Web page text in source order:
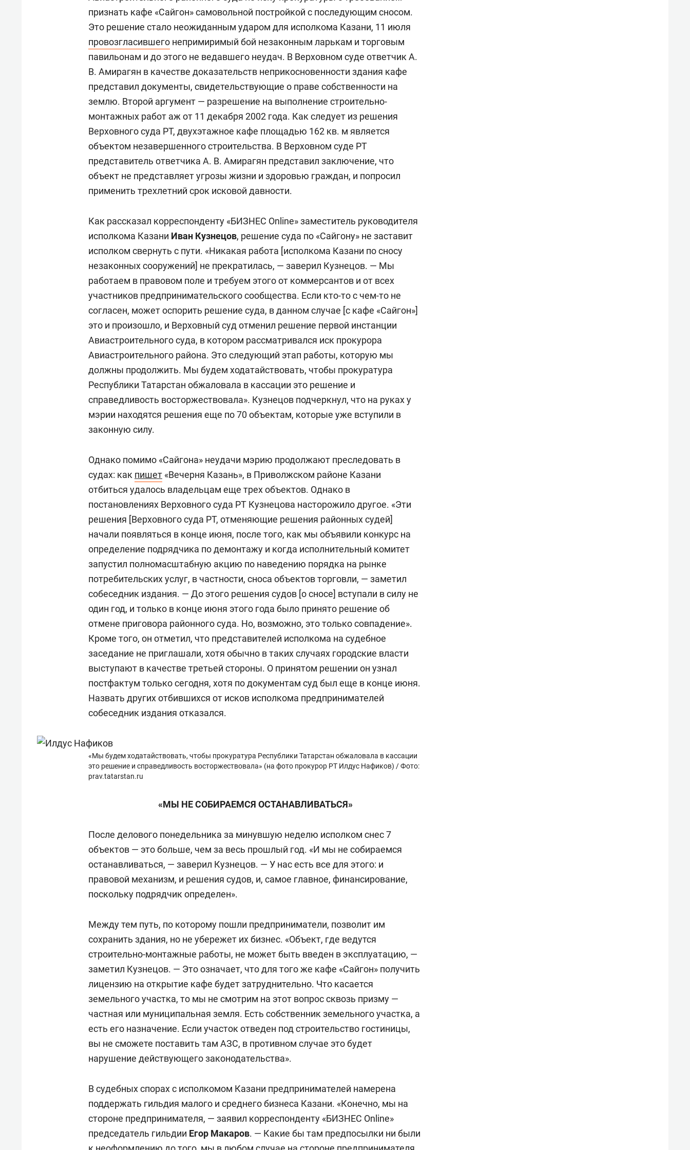
признать кафе «Сайгон» самовольной постройкой с последующим сносом.
Это решение стало неожиданным ударом для исполкома Казани, 11 июля
провозгласившего непримиримый бой незаконным ларькам и торговым
павильонам и до этого не ведавшего неудач. В Верховном суде ответчик А.
В. Амирагян в качестве доказательств неприкосновенности здания кафе
представил документы, свидетельствующие о праве собственности на
землю. Второй аргумент — разрешение на выполнение строительно-
монтажных работ аж от 11 декабря 2002 года. Как следует из решения
Верховного суда РТ, двухэтажное кафе площадью 162 кв. м является
объектом незавершенного строительства. В Верховном суде РТ
представитель ответчика А. В. Амирагян представил заключение, что
объект не представляет угрозы жизни и здоровью граждан, и попросил
применить трехлетний срок исковой давности.
Как рассказал корреспонденту «БИЗНЕС Online» заместитель руководителя
исполкома Казани Иван Кузнецов, решение суда по «Сайгону» не заставит
исполком свернуть с пути. «Никакая работа [исполкома Казани по сносу
незаконных сооружений] не прекратилась, — заверил Кузнецов. — Мы
работаем в правовом поле и требуем этого от коммерсантов и от всех
участников предпринимательского сообщества. Если кто-то с чем-то не
согласен, может оспорить решение суда, в данном случае [с кафе «Сайгон»]
это и произошло, и Верховный суд отменил решение первой инстанции
Авиастроительного суда, в котором рассматривался иск прокурора
Авиастроительного района. Это следующий этап работы, которую мы
должны продолжить. Мы будем ходатайствовать, чтобы прокуратура
Республики Татарстан обжаловала в кассации это решение и
справедливость восторжествовала». Кузнецов подчеркнул, что на руках у
мэрии находятся решения еще по 70 объектам, которые уже вступили в
законную силу.
Однако помимо «Сайгона» неудачи мэрию продолжают преследовать в
судах: как пишет «Вечерня Казань», в Приволжском районе Казани
отбиться удалось владельцам еще трех объектов. Однако в
постановлениях Верховного суда РТ Кузнецова насторожило другое. «Эти
решения [Верховного суда РТ, отменяющие решения районных судей]
начали появляться в конце июня, после того, как мы объявили конкурс на
определение подрядчика по демонтажу и когда исполнительный комитет
запустил полномасштабную акцию по наведению порядка на рынке
потребительских услуг, в частности, сноса объектов торговли, — заметил
собеседник издания. — До этого решения судов [о сносе] вступали в силу не
один год, и только в конце июня этого года было принято решение об
отмене приговора районного суда. Но, возможно, это только совпадение».
Кроме того, он отметил, что представителей исполкома на судебное
заседание не приглашали, хотя обычно в таких случаях городские власти
выступают в качестве третьей стороны. О принятом решении он узнал
постфактум только сегодня, хотя по документам суд был еще в конце июня.
Назвать других отбившихся от исков исполкома предпринимателей
собеседник издания отказался.
«Мы будем ходатайствовать, чтобы прокуратура Республики Татарстан обжаловала в кассации
это решение и справедливость восторжествовала» (на фото прокурор РТ Илдус Нафиков) / Фото:
prav.tatarstan.ru
«МЫ НЕ СОБИРАЕМСЯ ОСТАНАВЛИВАТЬСЯ»
После делового понедельника за минувшую неделю исполком снес 7
объектов — это больше, чем за весь прошлый год. «И мы не собираемся
останавливаться, — заверил Кузнецов. — У нас есть все для этого: и
правовой механизм, и решения судов, и, самое главное, финансирование,
поскольку подрядчик определен».
Между тем путь, по которому пошли предприниматели, позволит им
сохранить здания, но не убережет их бизнес. «Объект, где ведутся
строительно-монтажные работы, не может быть введен в эксплуатацию, —
заметил Кузнецов. — Это означает, что для того же кафе «Сайгон» получить
лицензию на открытие кафе будет затруднительно. Что касается
земельного участка, то мы не смотрим на этот вопрос сквозь призму —
частная или муниципальная земля. Есть собственник земельного участка, а
есть его назначение. Если участок отведен под строительство гостиницы,
вы не сможете поставить там АЗС, в противном случае это будет
нарушение действующего законодательства».
В судебных спорах с исполкомом Казани предпринимателей намерена
поддержать гильдия малого и среднего бизнеса Казани. «Конечно, мы на
стороне предпринимателя, — заявил корреспонденту «БИЗНЕС Online»
председатель гильдии Егор Макаров. — Какие бы там предпосылки ни были